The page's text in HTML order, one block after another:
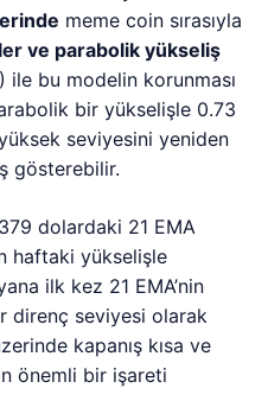
meme coin sırasıyla
ve parabolik yükseliş
bu modelin korunması
bir yükselişle 0.73
seviyesini yeniden
gösterebilir.
dolardaki 21 EMA
haftaki yükselişle
ilk kez 21 EMA’nin
direnç seviyesi olarak
kapanış kısa ve
önemli bir işareti